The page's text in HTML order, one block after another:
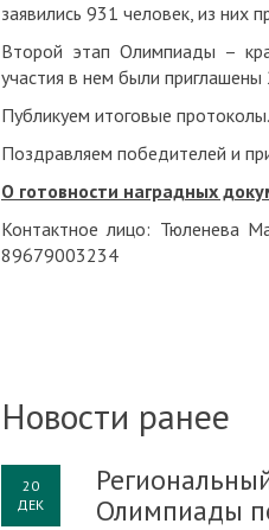
заявились 931 человек, из них
Второй этап Олимпиады –
участия в нем были
Публикуем итоговые протоколы.
Поздравляем победителей и
О готовности наградных
Контактное лицо: Тюленева
89679003234
Новости ранее
20
ДЕК
Олимпиады